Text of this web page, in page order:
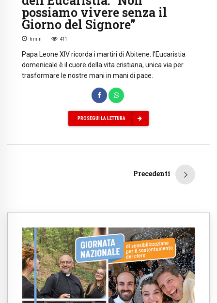
possiamo vivere senza il
Giorno del Signore”
6 min 411
Papa Leone XIV ricorda i martiri di Abitene: l’Eucaristia
domenicale è il cuore della vita cristiana, unica via per
trasformare le nostre mani in mani di pace.
PROSEGUI LA LETTURA
Precedenti